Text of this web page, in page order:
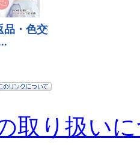
取り扱い